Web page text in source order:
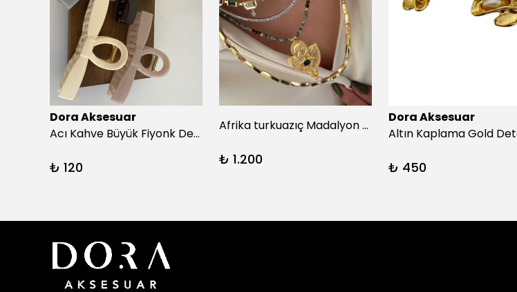
Dora Aksesuar
Acı Kahve Büyük Fiyonk Detay Kıskaç Toka
₺ 120
Afrika turkuazıç Madalyon Kolye
₺ 1.200
Dora Aksesuar
₺ 450